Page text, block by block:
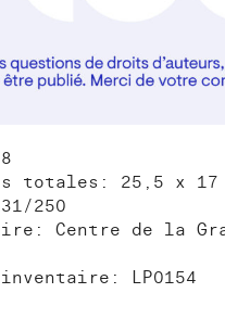
totales: 25,5 x 17
250
Centre de la
LP0154